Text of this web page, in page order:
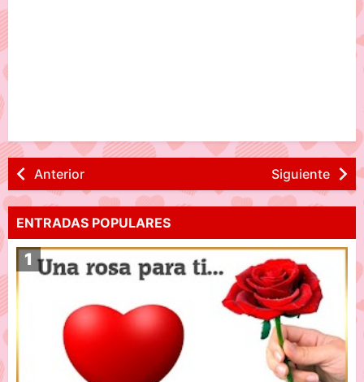
Anterior Siguiente
ENTRADAS POPULARES